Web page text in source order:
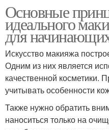
Основные
идеального
для
Искусство макияжа
Одним из них является
качественной косметики.
учитывать особенности
Также нужно обратить
наноситься только на